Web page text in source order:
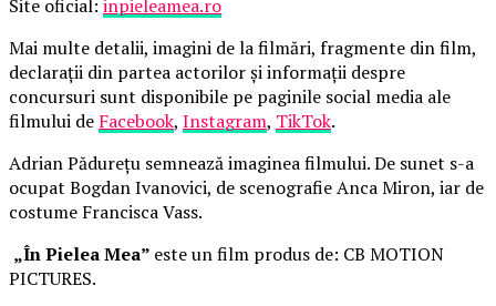
Site oficial: inpieleamea.ro
Mai multe detalii, imagini de la filmări, fragmente din film,
declarații din partea actorilor și informații despre
concursuri sunt disponibile pe paginile social media ale
filmului de Facebook, Instagram, TikTok.
Adrian Pădurețu semnează imaginea filmului. De sunet s-a
ocupat Bogdan Ivanovici, de scenografie Anca Miron, iar de
costume Francisca Vass.
„În Pielea Mea” este un film produs de: CB MOTION
PICTURES.